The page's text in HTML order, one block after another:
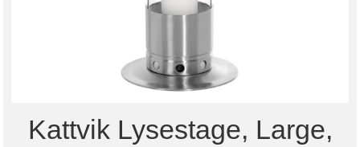
Kattvik Lysestage, Large,